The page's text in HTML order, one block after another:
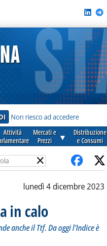
Non riesco ad accedere
Attività
Mercati e
Prezzi
▼
Distribuzione
e Consumi
×
lunedì 4 dicembre 2023
in calo
anche il Ttf. Da oggi l'Indice è